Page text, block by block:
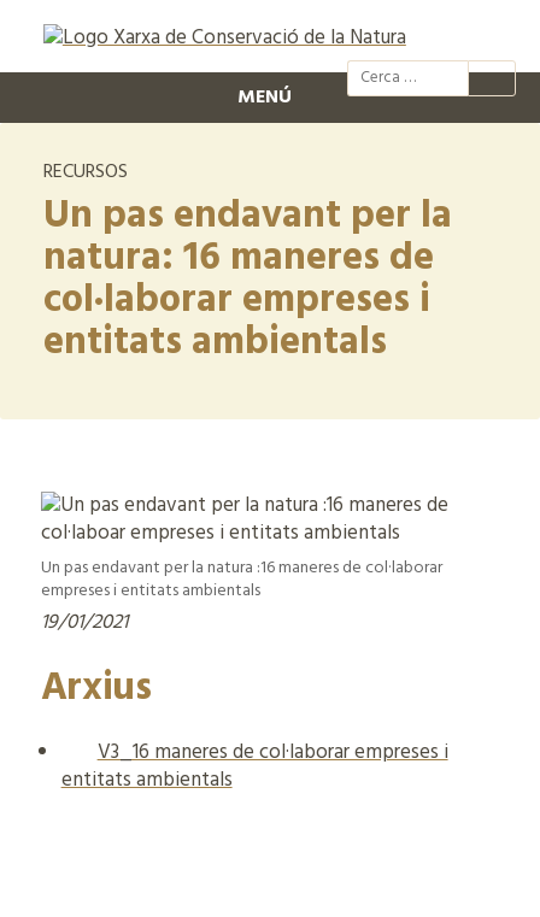
@xcn.cat
MENÚ
RECURSOS
Un pas endavant per la
natura: 16 maneres de
col·laborar empreses i
entitats ambientals
Un pas endavant per la natura :16 maneres de col·laborar
empreses i entitats ambientals
19/01/2021
Arxius
V3_16 maneres de col·laborar empreses i
entitats ambientals